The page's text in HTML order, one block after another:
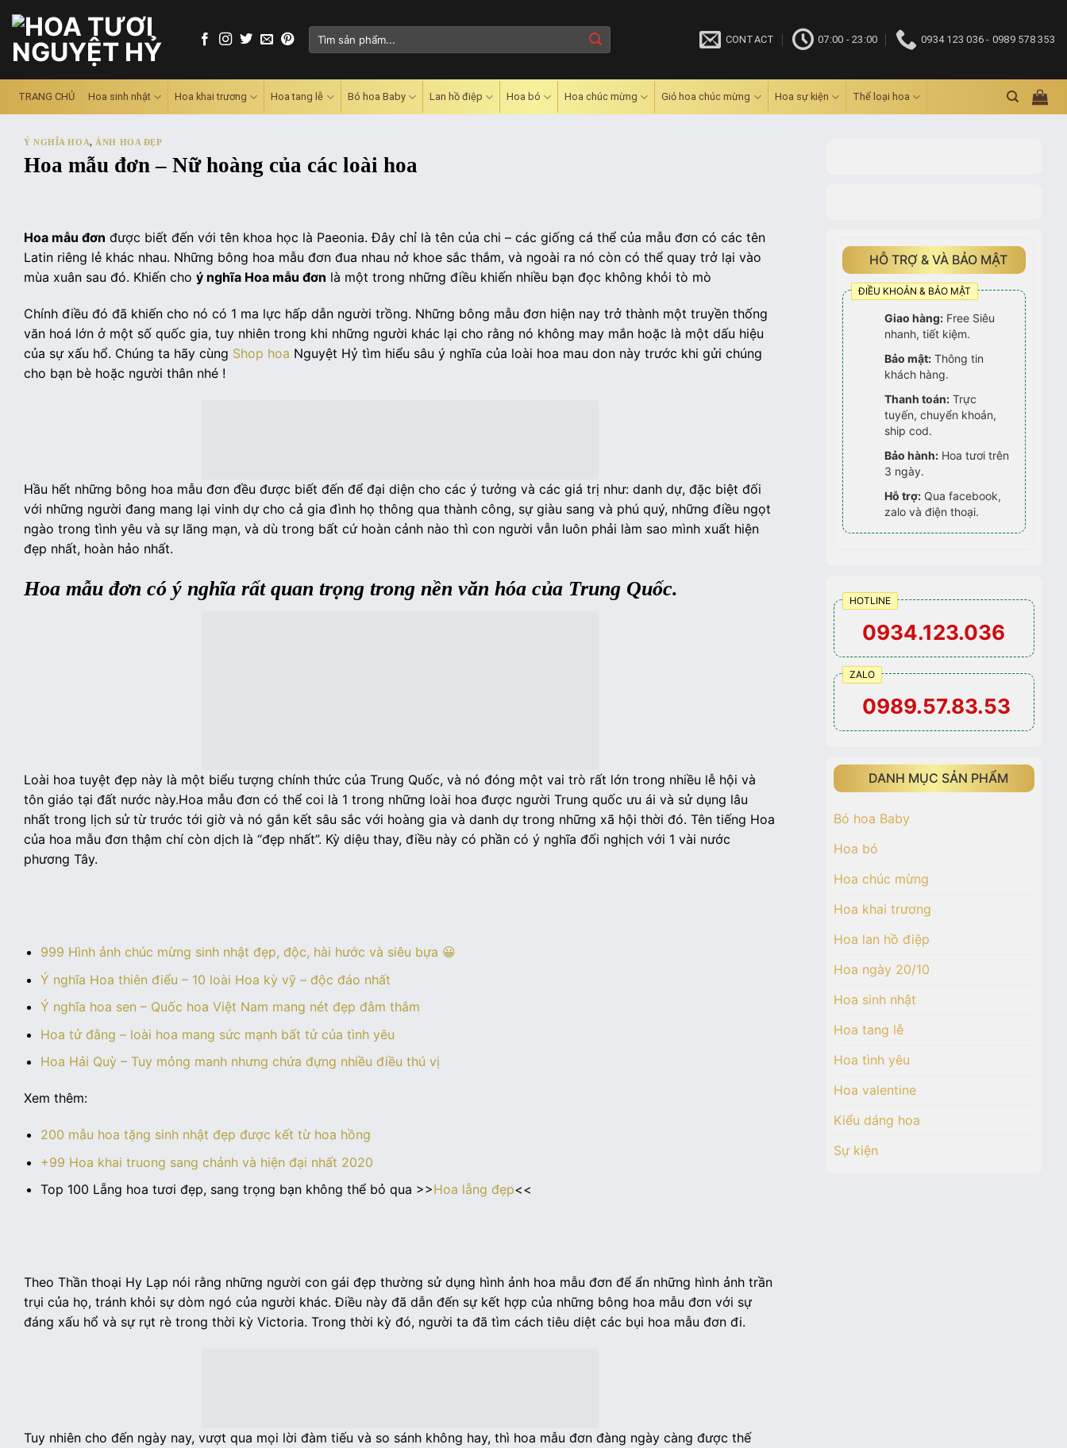
content
Tìm
CONTACT 07:00 - 23:00 0934 123 036 - 0989 578 353
TRANG CHỦ Hoa sinh nhật Hoa khai trương Hoa tang lễ Bó hoa Baby Lan hồ điệp Hoa bó Hoa chúc mừng Giỏ hoa chúc mừng Hoa sự kiện Thể loại hoa
Ý NGHĨA HOA, ẢNH HOA ĐẸP
Hoa mẫu đơn – Nữ hoàng của các loài hoa
Hoa mẫu đơn được biết đến với tên khoa học là Paeonia. Đây chỉ là tên của chi – các giống cá thể của mẫu đơn có các tên
Latin riêng lẻ khác nhau. Những bông hoa mẫu đơn đua nhau nở khoe sắc thắm, và ngoài ra nó còn có thể quay trở lại vào
mùa xuân sau đó. Khiến cho ý nghĩa Hoa mẫu đơn là một trong những điều khiến nhiều bạn đọc không khỏi tò mò
Chính điều đó đã khiến cho nó có 1 ma lực hấp dẫn người trồng. Những bông mẫu đơn hiện nay trở thành một truyền thống
văn hoá lớn ở một số quốc gia, tuy nhiên trong khi những người khác lại cho rằng nó không may mắn hoặc là một dấu hiệu
của sự xấu hổ. Chúng ta hãy cùng Shop hoa Nguyệt Hỷ tìm hiểu sâu ý nghĩa của loài hoa mau don này trước khi gửi chúng
cho bạn bè hoặc người thân nhé !
Hầu hết những bông hoa mẫu đơn đều được biết đến để đại diện cho các ý tưởng và các giá trị như: danh dự, đặc biệt đối
với những người đang mang lại vinh dự cho cả gia đình họ thông qua thành công, sự giàu sang và phú quý, những điều ngọt
ngào trong tình yêu và sự lãng mạn, và dù trong bất cứ hoàn cảnh nào thì con người vẫn luôn phải làm sao mình xuất hiện
đẹp nhất, hoàn hảo nhất.
Hoa mẫu đơn có ý nghĩa rất quan trọng trong nền văn hóa của Trung Quốc.
Loài hoa tuyệt đẹp này là một biểu tượng chính thức của Trung Quốc, và nó đóng một vai trò rất lớn trong nhiều lễ hội và
tôn giáo tại đất nước này.Hoa mẫu đơn có thể coi là 1 trong những loài hoa được người Trung quốc ưu ái và sử dụng lâu
nhất trong lịch sử từ trước tới giờ và nó gắn kết sâu sắc với hoàng gia và danh dự trong những xã hội thời đó. Tên tiếng Hoa
của hoa mẫu đơn thậm chí còn dịch là “đẹp nhất”. Kỳ diệu thay, điều này có phần có ý nghĩa đối nghịch với 1 vài nước
phương Tây.
999 Hình ảnh chúc mừng sinh nhật đẹp, độc, hài hước và siêu bựa 😀
Ý nghĩa Hoa thiên điểu – 10 loài Hoa kỳ vỹ – độc đáo nhất
Ý nghĩa hoa sen – Quốc hoa Việt Nam mang nét đẹp đằm thắm
Hoa tử đằng – loài hoa mang sức mạnh bất tử của tình yêu
Hoa Hải Quỳ – Tuy mỏng manh nhưng chứa đựng nhiều điều thú vị
Xem thêm:
200 mẫu hoa tặng sinh nhật đẹp được kết từ hoa hồng
+99 Hoa khai truong sang chảnh và hiện đại nhất 2020
Top 100 Lẵng hoa tươi đẹp, sang trọng bạn không thể bỏ qua >>Hoa lẵng đẹp<<
Theo Thần thoại Hy Lạp nói rằng những người con gái đẹp thường sử dụng hình ảnh hoa mẫu đơn để ẩn những hình ảnh trần
trụi của họ, tránh khỏi sự dòm ngó của người khác. Điều này đã dẫn đến sự kết hợp của những bông hoa mẫu đơn với sự
đáng xấu hổ và sự rụt rè trong thời kỳ Victoria. Trong thời kỳ đó, người ta đã tìm cách tiêu diệt các bụi hoa mẫu đơn đi.
Tuy nhiên cho đến ngày nay, vượt qua mọi lời đàm tiếu và so sánh không hay, thì hoa mẫu đơn đàng ngày càng được thế
HỖ TRỢ & VÀ BẢO MẬT
ĐIỀU KHOẢN & BẢO MẬT
Giao hàng: Free Siêu
nhanh, tiết kiệm.
Bảo mật: Thông tin
khách hàng.
Thanh toán: Trực
tuyến, chuyển khoản,
ship cod.
Bảo hành: Hoa tươi trên
3 ngày.
Hỗ trợ: Qua facebook,
zalo và điện thoại.
HOTLINE
0934.123.036
ZALO
0989.57.83.53
DANH MỤC SẢN PHẨM
Bó hoa Baby
Hoa bó
Hoa chúc mừng
Hoa khai trương
Hoa lan hồ điệp
Hoa ngày 20/10
Hoa sinh nhật
Hoa tang lễ
Hoa tình yêu
Hoa valentine
Kiểu dáng hoa
Sự kiện